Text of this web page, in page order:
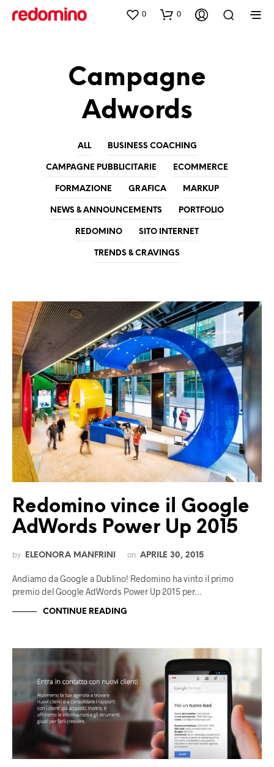
0 0
Campagne
Adwords
ALL BUSINESS COACHING
CAMPAGNE PUBBLICITARIE ECOMMERCE
FORMAZIONE GRAFICA MARKUP
NEWS & ANNOUNCEMENTS PORTFOLIO
REDOMINO SITO INTERNET
TRENDS & CRAVINGS
Redomino vince il Google
AdWords Power Up 2015
by ELEONORA MANFRINI on APRILE 30, 2015
Andiamo da Google a Dublino! Redomino ha vinto il primo
premio del Google AdWords Power Up 2015 per…
CONTINUE READING